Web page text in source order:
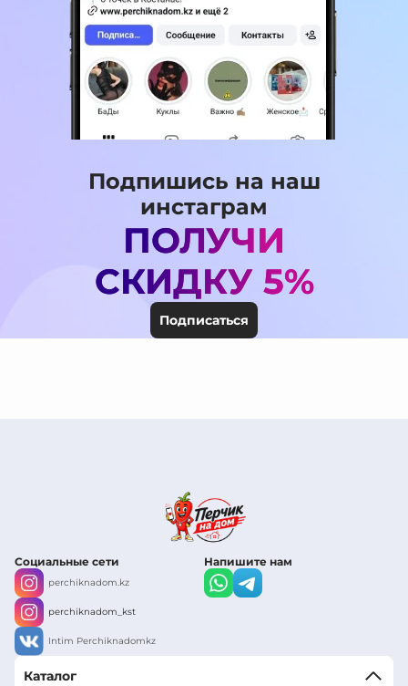
Подпишись на наш
инстаграм
ПОЛУЧИ
СКИДКУ 5%
Подписаться
Социальные сети
perchiknadom.kz
perchiknadom_kst
Intim Perchiknadomkz
Напишите нам
Каталог